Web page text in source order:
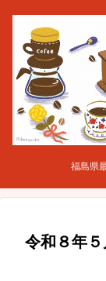
福島県
令和８年